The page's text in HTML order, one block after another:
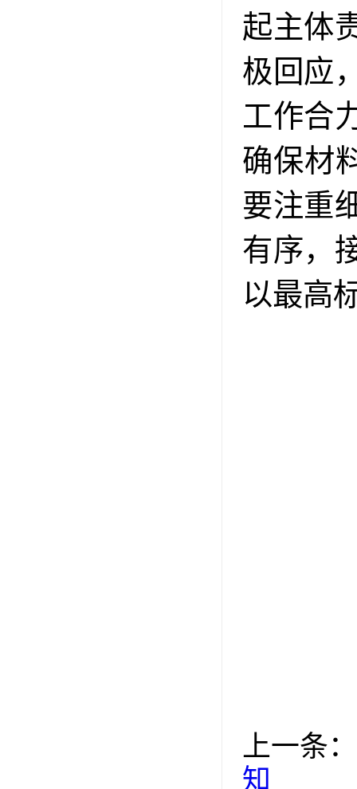
起主体
极回应
工作合
确保材
要注重
有序，
以最高
上一条：
知